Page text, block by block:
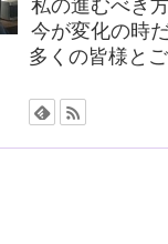
私の進むべき
今が変化の時
多くの皆様と